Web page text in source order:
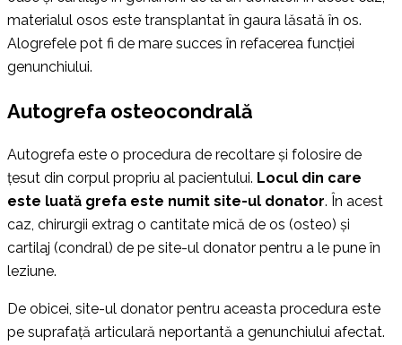
materialul osos este transplantat în gaura lăsată în os.
Alogrefele pot fi de mare succes în refacerea funcției
genunchiului.
Autogrefa osteocondrală
Autogrefa este o procedura de recoltare și folosire de
țesut din corpul propriu al pacientului. Locul din care
este luată grefa este numit site-ul donator. În acest
caz, chirurgii extrag o cantitate mică de os (osteo) și
cartilaj (condral) de pe site-ul donator pentru a le pune în
leziune.
De obicei, site-ul donator pentru aceasta procedura este
pe suprafață articulară neportantă a genunchiului afectat.